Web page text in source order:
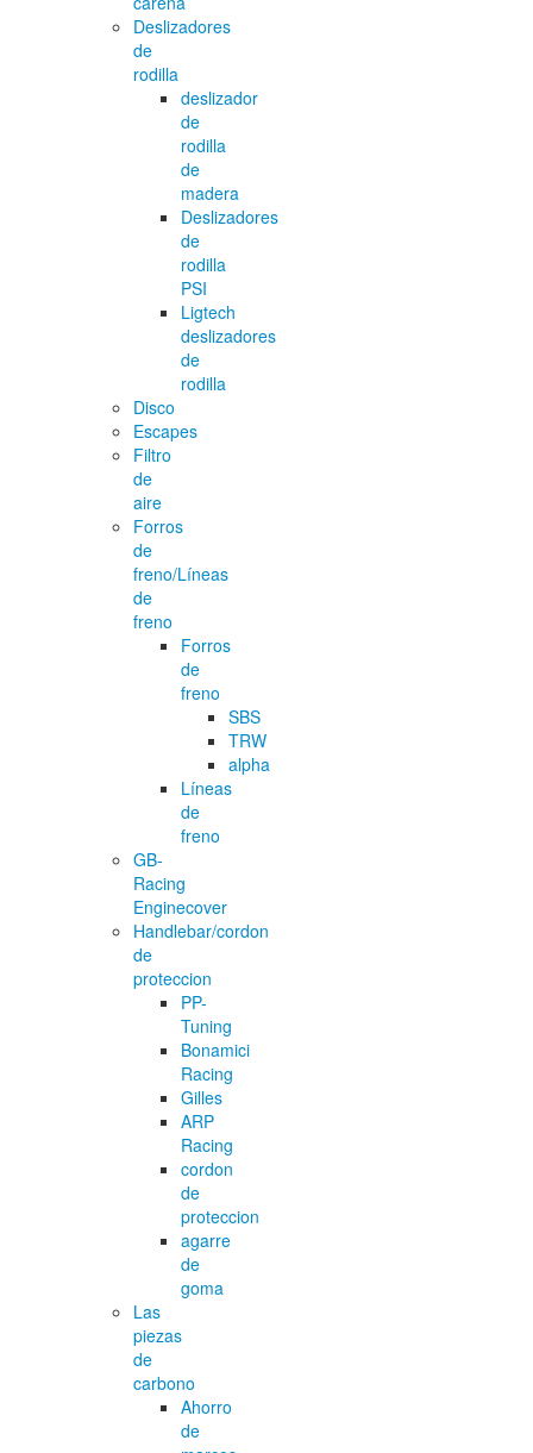
Deslizadores
de
rodilla
deslizador
de
rodilla
de
madera
Deslizadores
de
rodilla
PSI
Ligtech
deslizadores
de
rodilla
Disco
Escapes
Filtro
de
aire
Forros
de
freno/Líneas
de
freno
Forros
de
freno
SBS
TRW
alpha
Líneas
de
freno
GB-
Racing
Enginecover
Handlebar/cordon
de
proteccion
PP-
Tuning
Bonamici
Racing
Gilles
ARP
Racing
cordon
de
proteccion
agarre
de
goma
Las
piezas
de
carbono
Ahorro
de